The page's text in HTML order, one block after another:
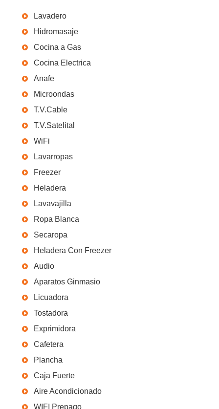
Lavadero
Hidromasaje
Cocina a Gas
Cocina Electrica
Anafe
Microondas
T.V.Cable
T.V.Satelital
WiFi
Lavarropas
Freezer
Heladera
Lavavajilla
Ropa Blanca
Secaropa
Heladera Con Freezer
Audio
Aparatos Ginmasio
Licuadora
Tostadora
Exprimidora
Cafetera
Plancha
Caja Fuerte
Aire Acondicionado
WIFI Prepago